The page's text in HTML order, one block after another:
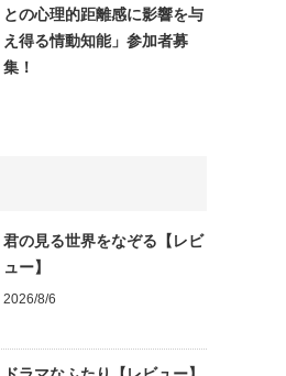
との心理的距離感に影響を与
え得る情動知能」参加者募
集！
君の見る世界をなぞる【レビ
ュー】
2026/8/6